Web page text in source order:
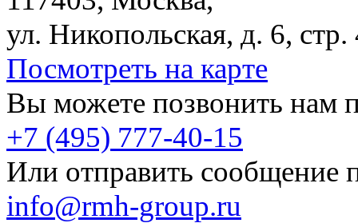
ул. Никопольская, д. 6, стр.
Посмотреть на карте
Вы можете позвонить нам
+7 (495) 777-40-15
Или отправить сообщение
info@rmh-group.ru